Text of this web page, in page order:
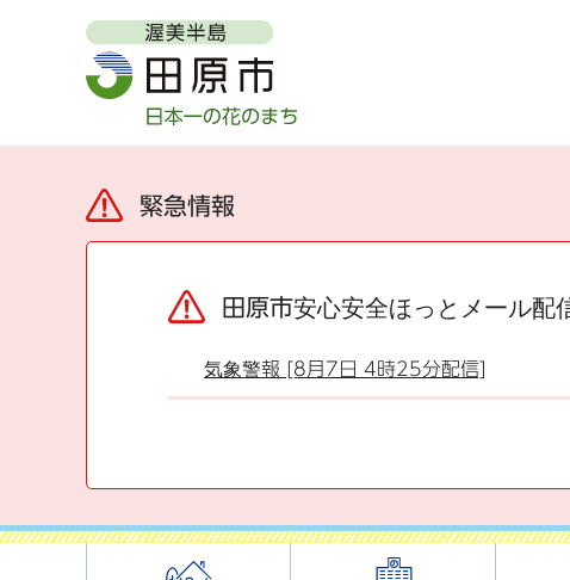
緊急情報
田原市安心安全ほっとメール配
気象警報 [8月7日 4時25分配信]